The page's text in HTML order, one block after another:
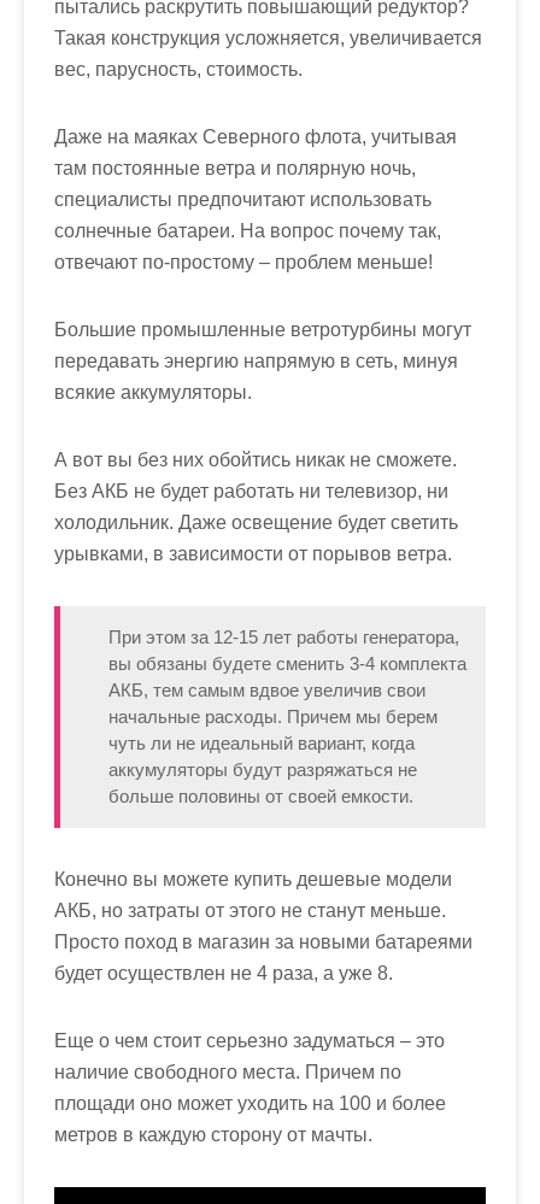
пытались раскрутить повышающий редуктор?
Такая конструкция усложняется, увеличивается
вес, парусность, стоимость.
Даже на маяках Северного флота, учитывая
там постоянные ветра и полярную ночь,
специалисты предпочитают использовать
солнечные батареи. На вопрос почему так,
отвечают по-простому – проблем меньше!
Большие промышленные ветротурбины могут
передавать энергию напрямую в сеть, минуя
всякие аккумуляторы.
А вот вы без них обойтись никак не сможете.
Без АКБ не будет работать ни телевизор, ни
холодильник. Даже освещение будет светить
урывками, в зависимости от порывов ветра.
При этом за 12-15 лет работы генератора,
вы обязаны будете сменить 3-4 комплекта
АКБ, тем самым вдвое увеличив свои
начальные расходы. Причем мы берем
чуть ли не идеальный вариант, когда
аккумуляторы будут разряжаться не
больше половины от своей емкости.
Конечно вы можете купить дешевые модели
АКБ, но затраты от этого не станут меньше.
Просто поход в магазин за новыми батареями
будет осуществлен не 4 раза, а уже 8.
Еще о чем стоит серьезно задуматься – это
наличие свободного места. Причем по
площади оно может уходить на 100 и более
метров в каждую сторону от мачты.